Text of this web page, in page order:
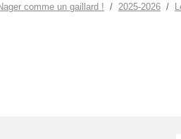
comme un gaillard ! 2025-2026